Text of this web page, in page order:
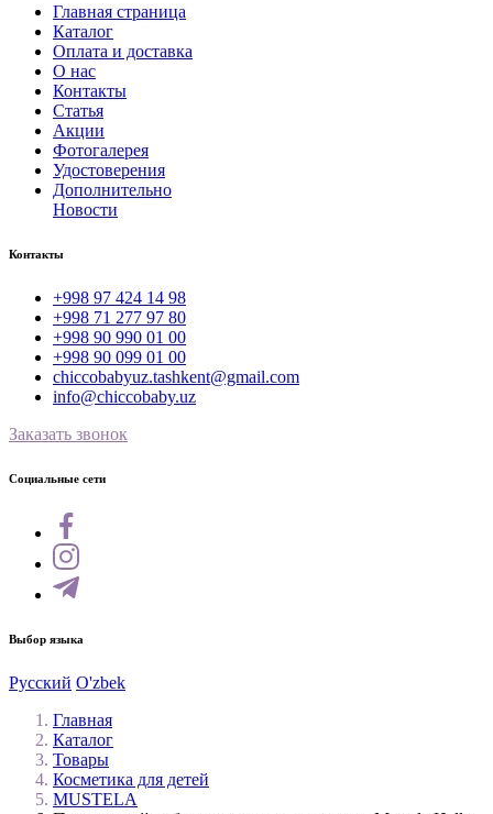
Главная страница
Каталог
Оплата и доставка
О нас
Контакты
Статья
Акции
Фотогалерея
Удостоверения
Дополнительно
Новости
Контакты
+998 97 424 14 98
+998 71 277 97 80
+998 90 990 01 00
+998 90 099 01 00
chiccobabyuz.tashkent@gmail.com
info@chiccobaby.uz
Заказать звонок
Социальные сети
Выбор языка
Русский O'zbek
Главная
Каталог
Товары
Косметика для детей
MUSTELA